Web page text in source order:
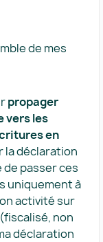
de mes
propager
vers les
en
la déclaration
de passer ces
uniquement à
activité sur
non
déclaration